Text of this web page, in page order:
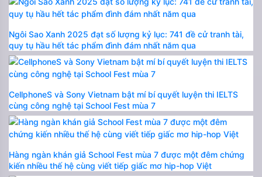
Ngôi Sao Xanh 2025 đạt số lượng kỷ lục: 741 đề cử tranh tài,
quy tụ hầu hết tác phẩm đình đám nhất năm qua
CellphoneS và Sony Vietnam bật mí bí quyết luyện thi IELTS
cùng công nghệ tại School Fest mùa 7
Hàng ngàn khán giả School Fest mùa 7 được một đêm chứng
kiến nhiều thế hệ cùng viết tiếp giấc mơ hip-hop Việt